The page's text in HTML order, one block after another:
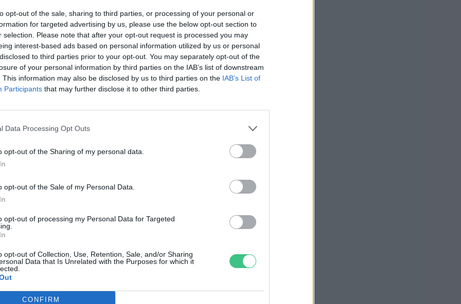
opt-out of the sale, sharing to third parties, or processing of your personal or
for targeted advertising by us, please use the below opt-out section to
selection. Please note that after your opt-out request is processed you may
interest-based ads based on personal information utilized by us or personal
to third parties prior to your opt-out. You may separately opt-out of the
of your personal information by third parties on the IAB’s list of downstream
This information may also be disclosed by us to third parties on the IAB’s List of
Participants that may further disclose it to other third parties.
Data Processing Opt Outs
opt-out of the Sharing of my personal data.
opt-out of the Sale of my Personal Data.
opt-out of processing my Personal Data for Targeted
opt-out of Collection, Use, Retention, Sale, and/or Sharing
Data that Is Unrelated with the Purposes for which it
CONFIRM
kiszáradó Duna között
Szemle 1 perc
Paks kiesését is áthidalhatná
megfelelő energiatárolás
évszázadra jutott egy
az idei év mégis